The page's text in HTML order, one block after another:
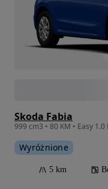
Skoda Fabia
999 cm3 • 80 KM • Easy 1.0
Wyróżnione
5 km